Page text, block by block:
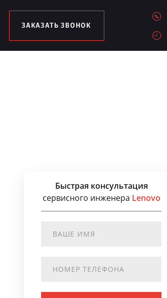
ЗАКАЗАТЬ ЗВОНОК
Быстрая консультация
сервисного инженера Lenovo